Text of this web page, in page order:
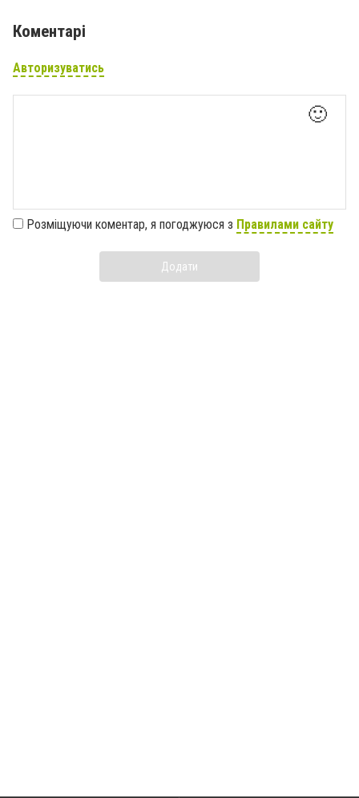
Коментарі
Авторизуватись
🙂
Розміщуючи коментар, я погоджуюся з Правилами сайту
Додати